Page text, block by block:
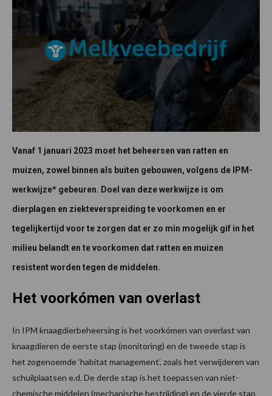
Vanaf 1 januari 2023 moet het beheersen van ratten en
muizen, zowel binnen als buiten gebouwen, volgens de IPM-
werkwijze* gebeuren. Doel van deze werkwijze is om
dierplagen en ziekteverspreiding te voorkomen en er
tegelijkertijd voor te zorgen dat er zo min mogelijk gif in het
milieu belandt en te voorkomen dat ratten en muizen
resistent worden tegen de middelen.
Het voorkómen van overlast
In IPM knaagdierbeheersing is het voorkómen van overlast van
knaagdieren de eerste stap (monitoring) en de tweede stap is
het zogenoemde ‘habitat management’, zoals het verwijderen van
schuilplaatsen e.d. De derde stap is het toepassen van niet-
chemische middelen (mechanische bestrijding) en de vierde stap